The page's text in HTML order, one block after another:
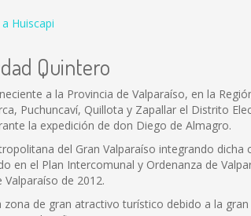
Huiscapi
Quintero
a la Provincia de Valparaíso, en la
Puchuncaví, Quillota y Zapallar el Distrito
la expedición de don Diego de Almagro.
del Gran Valparaíso integrando
en el Plan Intercomunal y Ordenanza de
de 2012.
de gran atractivo turístico debido a la